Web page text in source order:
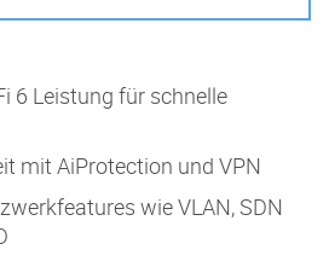
6 Leistung für schnelle
mit AiProtection und VPN
wie VLAN, SDN